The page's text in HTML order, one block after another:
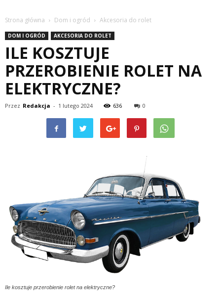
Strona główna Dom i ogród Akcesoria do rolet
DOM I OGRÓD AKCESORIA DO ROLET
ILE KOSZTUJE
PRZEROBIENIE ROLET NA
ELEKTRYCZNE?
Przez Redakcja - 1 lutego 2024 636 0
Ile kosztuje przerobienie rolet na elektryczne?